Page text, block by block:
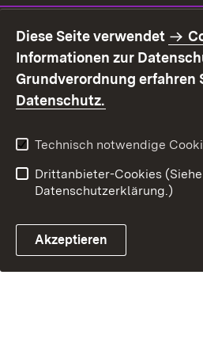
Benutzungshinweise
Kontakt
Diese Seite verwendet
Informationen zur
Grundverordnung erfahren
Datenschutz.
Technisch notwendige
Drittanbieter-Cookies (Siehe
Datenschutzerklärung.)
Akzeptieren